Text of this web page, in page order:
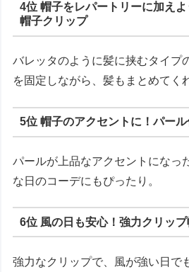
4位 帽子をレパートリーに加え
帽子クリップ
バレッタのように髪に挟むタイプ
を固定しながら、髪もまとめてく
5位 帽子のアクセントに！パー
パールが上品なアクセントになっ
な日のコーデにもぴったり。
6位 風の日も安心！強力クリッ
強力なクリップで、風が強い日で